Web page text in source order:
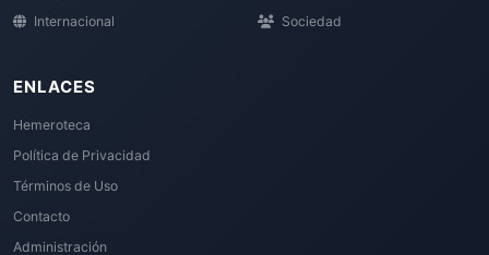
Internacional
Sociedad
ENLACES
Hemeroteca
Política de Privacidad
Términos de Uso
Contacto
Administración